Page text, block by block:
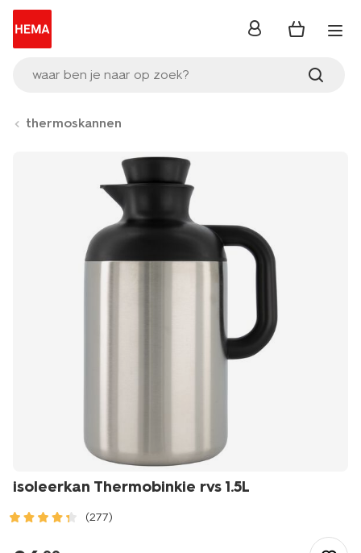
waar ben je naar op zoek?
inloggen
thermoskannen
isoleerkan Thermobinkie rvs 1.5L
(277)
tafelen/meenemen-